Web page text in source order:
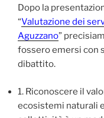
Dopo la
“Valutazione dei
Aguzzano”
fossero emersi con
dibattito.
1. Riconoscere il
ecosistemi naturali